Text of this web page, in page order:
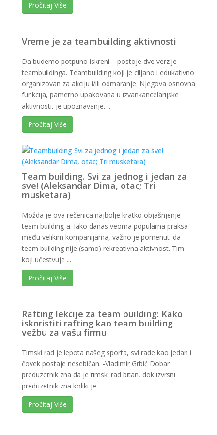
Pročitaj Više
Vreme je za teambuilding aktivnosti
Da budemo potpuno iskreni – postoje dve verzije
teambuildinga. Teambuilding koji je ciljano i edukativno
organizovan za akciju i/ili odmaranje. Njegova osnovna
funkcija, pametno upakovana u izvankancelarijske
aktivnosti, je upoznavanje, ...
Pročitaj Više
Team building. Svi za jednog i jedan za
sve! (Aleksandar Dima, otac; Tri
musketara)
Možda je ova rečenica najbolje kratko objašnjenje
team building-a. Iako danas veoma popularna praksa
među velikim kompanijama, važno je pomenuti da
team building nije (samo) rekreativna aktivnost. Tim
koji učestvuje ...
Pročitaj Više
Rafting lekcije za team building: Kako
iskoristiti rafting kao team building
vežbu za vašu firmu
Timski rad je lepota našeg sporta, svi rade kao jedan i
čovek postaje nesebičan. -Vladimir Grbić Dobar
preduzetnik zna da je timski rad bitan, dok izvrsni
preduzetnik zna koliki je ...
Pročitaj Više